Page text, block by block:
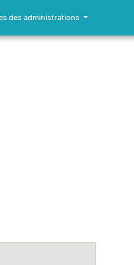
des administrations